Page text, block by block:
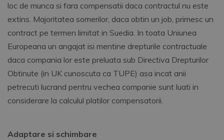
loc de munca si fara compensatii daca contractul nu este
extins. Majoritatea somerilor, daca obtin un job, primesc un
contract pe termen limitat in Suedia. In toata Uniunea
Europeana un angajat isi mentine drepturile contractuale
daca compania lor este preluata sub Directiva Drepturilor
Obtinute (in UK cunoscuta ca TUPE) asa incat anii
petrecuti lucrand pentru vechea companie sunt luati in
considerare la calculul platilor compensatorii.
Adaptare si schimbare